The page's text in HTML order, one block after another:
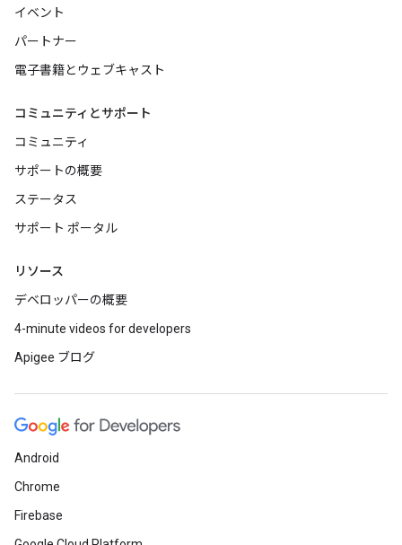
イベント
パートナー
電子書籍とウェブキャスト
コミュニティとサポート
コミュニティ
サポートの概要
ステータス
サポート ポータル
リソース
デベロッパーの概要
4-minute videos for developers
Apigee ブログ
Android
Chrome
Firebase